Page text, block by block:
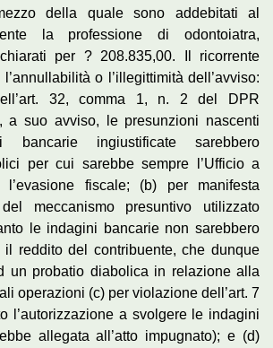
della quale sono addebitati al
la professione di odontoiatra,
per ? 208.835,00. Il ricorrente
o l’illegittimità dell’avviso:
32, comma 1, n. 2 del DPR
a suo avviso, le presunzioni nascenti
bancarie ingiustificate sarebbero
per cui sarebbe sempre l’Ufficio a
l’evasione fiscale; (b) per manifesta
meccanismo presuntivo utilizzato
le indagini bancarie non sarebbero
reddito del contribuente, che dunque
un probatio diabolica in relazione alla
operazioni (c) per violazione dell’art. 7
l’autorizzazione a svolgere le indagini
allegata all’atto impugnato); e (d)